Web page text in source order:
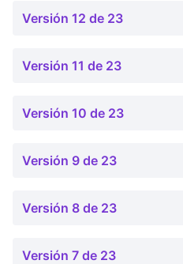
Versión 12 de 23
Versión 11 de 23
Versión 10 de 23
Versión 9 de 23
Versión 8 de 23
Versión 7 de 23